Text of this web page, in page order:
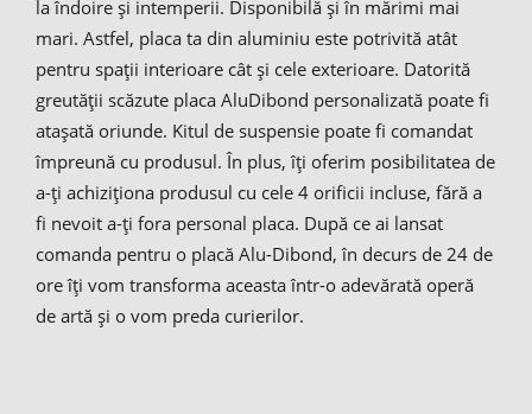
la îndoire și intemperii. Disponibilă și în mărimi mai
mari. Astfel, placa ta din aluminiu este potrivită atât
pentru spații interioare cât și cele exterioare. Datorită
greutății scăzute placa AluDibond personalizată poate fi
atașată oriunde. Kitul de suspensie poate fi comandat
împreună cu produsul. În plus, îți oferim posibilitatea de
a-ți achiziționa produsul cu cele 4 orificii incluse, fără a
fi nevoit a-ți fora personal placa. După ce ai lansat
comanda pentru o placă Alu-Dibond, în decurs de 24 de
ore îți vom transforma aceasta într-o adevărată operă
de artă și o vom preda curierilor.